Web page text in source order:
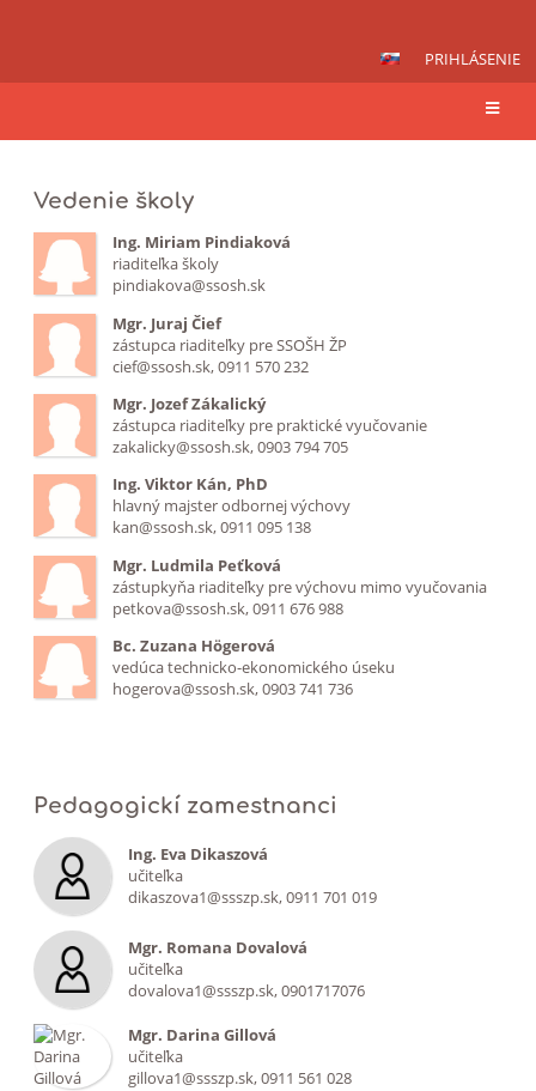
PRIHLÁSENIE
Zamestnanci
školy
Vedenie školy
Ing. Miriam Pindiaková
riaditeľka školy
pindiakova@ssosh.sk
Mgr. Juraj Čief
zástupca riaditeľky pre SSOŠH ŽP
cief@ssosh.sk, 0911 570 232
Mgr. Jozef Zákalický
zástupca riaditeľky pre praktické vyučovanie
zakalicky@ssosh.sk, 0903 794 705
Ing. Viktor Kán, PhD
hlavný majster odbornej výchovy
kan@ssosh.sk, 0911 095 138
Mgr. Ludmila Peťková
zástupkyňa riaditeľky pre výchovu mimo vyučovania
petkova@ssosh.sk, 0911 676 988
Bc. Zuzana Högerová
vedúca technicko-ekonomického úseku
hogerova@ssosh.sk, 0903 741 736
Pedagogickí zamestnanci
Ing. Eva Dikaszová
učiteľka
dikaszova1@ssszp.sk, 0911 701 019
Mgr. Romana Dovalová
učiteľka
dovalova1@ssszp.sk, 0901717076
Mgr. Darina Gillová
učiteľka
gillova1@ssszp.sk, 0911 561 028